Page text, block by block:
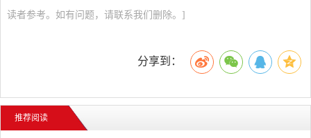
读者参考。如有问题，请联系我们删除。]
分享到：
推荐阅读